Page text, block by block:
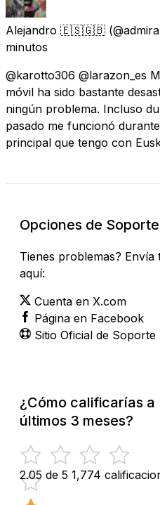
Alejandro 🇪🇸🇬🇧
minutos
@karotto306 @larazon_es
móvil ha sido bastante
ningún problema. Incluso
pasado me funcionó
principal que tengo con
Opciones de
Tienes problemas?
aquí:
Cuenta en X.com
Página en Facebook
Sitio Oficial de Soporte
¿Cómo calificarías a
últimos 3 meses?
2.05 de 5 1,774